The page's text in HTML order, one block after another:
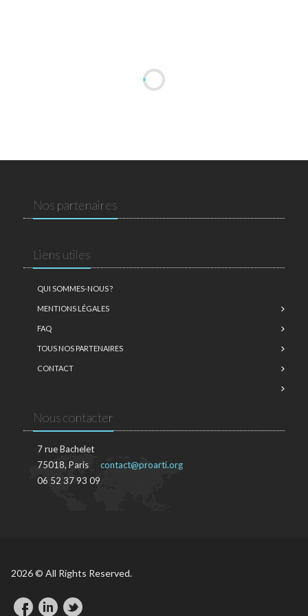
Nos partenaires
Liens utiles
QUI SOMMES-NOUS ?
MENTIONS LÉGALES
FAQ
TOUS NOS PARTENAIRES
CONTACT
Nous contacter
7 rue Bachelet
75018, Paris
06 52 37 93 09
contact@proarti.org
2026 © All Rights Reserved.